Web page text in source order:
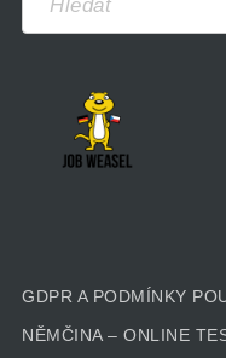
GDPR A PODMÍNKY
NĚMČINA – ONLINE